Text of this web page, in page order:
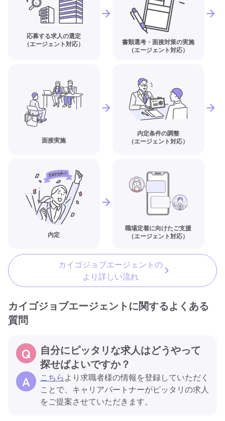
応募する求人の選定
（エージェント対応）
書類選考・面接対策の実施
（エージェント対応）
面接実施
内定条件の調整
（エージェント対応）
内定
職場定着に向けたご支援
（エージェント対応）
カイゴジョブエージェントの
より詳しい流れ
カイゴジョブエージェントに関するよくある
質問
自分にピッタリな求人はどうやって
探せばよいですか？
こちらより求職者様の情報を登録していただく
ことで、キャリアパートナーがピッタリの求人
をご提案させていただきます。